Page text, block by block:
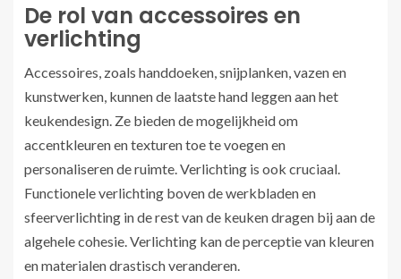
De rol van accessoires en
verlichting
Accessoires, zoals handdoeken, snijplanken, vazen en
kunstwerken, kunnen de laatste hand leggen aan het
keukendesign. Ze bieden de mogelijkheid om
accentkleuren en texturen toe te voegen en
personaliseren de ruimte. Verlichting is ook cruciaal.
Functionele verlichting boven de werkbladen en
sfeerverlichting in de rest van de keuken dragen bij aan de
algehele cohesie. Verlichting kan de perceptie van kleuren
en materialen drastisch veranderen.